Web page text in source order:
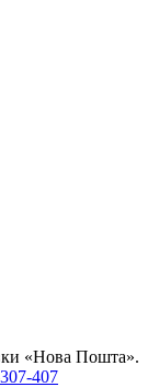
«Нова Пошта».
407